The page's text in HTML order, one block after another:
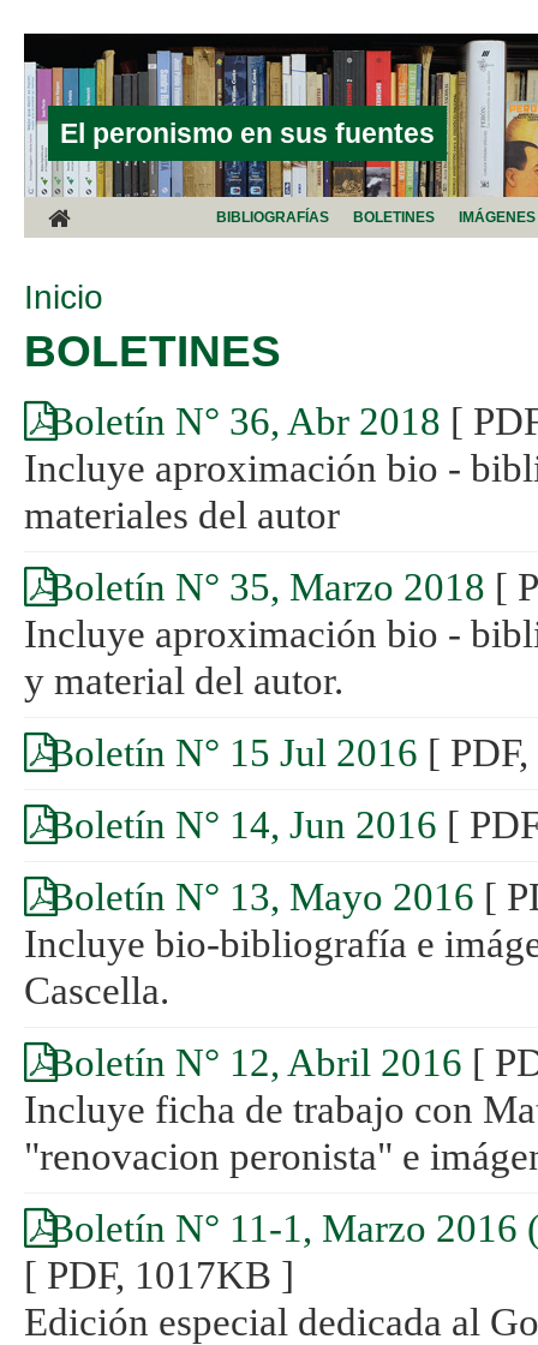
El peronismo en sus fuentes
BIBLIOGRAFÍAS BOLETINES IMÁGENES
SE ENCUENTRA USTED AQUÍ
Inicio
BOLETINES
Boletín N° 36, Abr 2018 [
Incluye aproximación bio -
materiales del autor
Boletín N° 35, Marzo 2018 [
Incluye aproximación bio -
y material del autor.
Boletín N° 15 Jul 2016 [
Boletín N° 14, Jun 2016 [
Boletín N° 13, Mayo 2016 [
Incluye bio-bibliografía e
Cascella.
Boletín N° 12, Abril 2016 [
Incluye ficha de trabajo con
"renovacion peronista" e
Boletín N° 11-1, Marzo 2016
[ PDF, 1017KB ]
Edición especial dedicada al